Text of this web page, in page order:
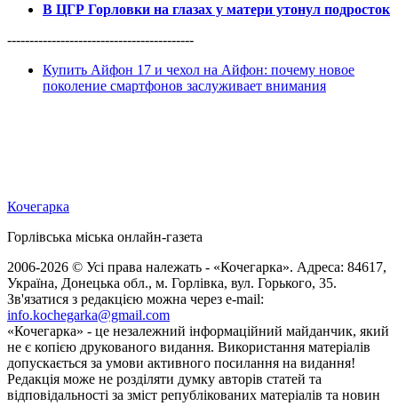
В ЦГР Горловки на глазах у матери утонул подросток
------------------------------------------
Купить Айфон 17 и чехол на Айфон: почему новое
поколение смартфонов заслуживает внимания
Кочегарка
Горлівська міська онлайн-газета
2006-2026 © Усі права належать - «Кочегарка». Адреса: 84617,
Україна, Донецька обл., м. Горлівка, вул. Горького, 35.
Зв'язатися з редакцією можна через e-mail:
info.kochegarka@gmail.com
«Кочегарка» - це незалежний інформаційний майданчик, який
не є копією друкованого видання. Використання матеріалів
допускається за умови активного посилання на видання!
Редакція може не розділяти думку авторів статей та
відповідальності за зміст републікованих матеріалів та новин